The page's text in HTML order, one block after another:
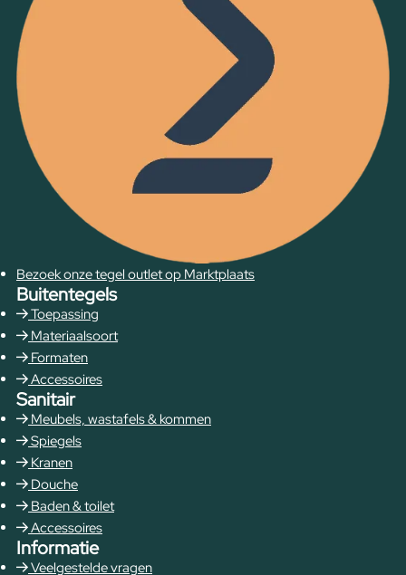
Bezoek onze tegel outlet op Marktplaats
Buitentegels
Toepassing
Materiaalsoort
Formaten
Accessoires
Sanitair
Meubels, wastafels & kommen
Spiegels
Kranen
Douche
Baden & toilet
Accessoires
Informatie
Veelgestelde vragen